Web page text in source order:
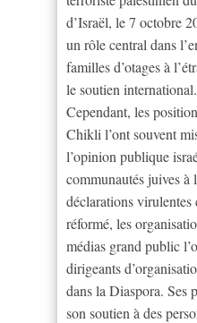
d’Israël, le 7 octobre
un rôle central dans
familles d’otages à
le soutien international.
Cependant, les
Chikli l’ont souvent
l’opinion publique
communautés juives à
déclarations
réformé, les
médias grand public
dirigeants
dans la Diaspora. Ses
son soutien à des